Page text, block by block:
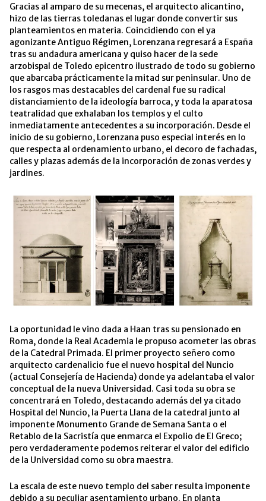
Gracias al amparo de su mecenas, el arquitecto alicantino,
hizo de las tierras toledanas el lugar donde convertir sus
planteamientos en materia. Coincidiendo con el ya
agonizante Antiguo Régimen, Lorenzana regresará a España
tras su andadura americana y quiso hacer de la sede
arzobispal de Toledo epicentro ilustrado de todo su gobierno
que abarcaba prácticamente la mitad sur peninsular. Uno de
los rasgos mas destacables del cardenal fue su radical
distanciamiento de la ideología barroca, y toda la aparatosa
teatralidad que exhalaban los templos y el culto
inmediatamente antecedentes a su incorporación. Desde el
inicio de su gobierno, Lorenzana puso especial interés en lo
que respecta al ordenamiento urbano, el decoro de fachadas,
calles y plazas además de la incorporación de zonas verdes y
jardines.
La oportunidad le vino dada a Haan tras su pensionado en
Roma, donde la Real Academia le propuso acometer las obras
de la Catedral Primada. El primer proyecto señero como
arquitecto cardenalicio fue el nuevo hospital del Nuncio
(actual Consejería de Hacienda) donde ya adelantaba el valor
conceptual de la nueva Universidad. Casi toda su obra se
concentrará en Toledo, destacando además del ya citado
Hospital del Nuncio, la Puerta Llana de la catedral junto al
imponente Monumento Grande de Semana Santa o el
Retablo de la Sacristía que enmarca el Expolio de El Greco;
pero verdaderamente podemos reiterar el valor del edificio
de la Universidad como su obra maestra.
La escala de este nuevo templo del saber resulta imponente
debido a su peculiar asentamiento urbano. En planta